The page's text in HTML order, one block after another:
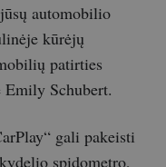
automobilio
kūrėjų
patirties
Schubert.
gali pakeisti
spidometro,